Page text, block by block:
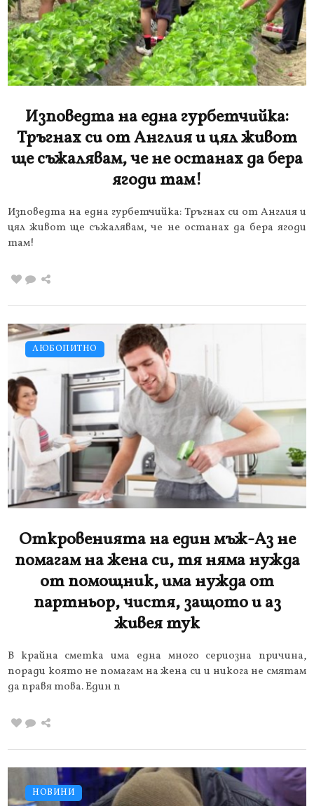
Изповедта на една гурбетчийка:
Тръгнах си от Англия и цял живот
ще съжалявам, че не останах да бера
ягоди там!
Изповедта на една гурбетчийка: Тръгнах си от Англия и
цял живот ще съжалявам, че не останах да бера ягоди
там!
ЛЮБОПИТНО
Откровенията на един мъж-Аз не
помагам на жена си, тя няма нужда
от помощник, има нужда от
партньор, чистя, защото и аз
живея тук
В крайна сметка има една много сериозна причина,
поради която не помагам на жена си и никога не смятам
да правя това. Един п
НОВИНИ